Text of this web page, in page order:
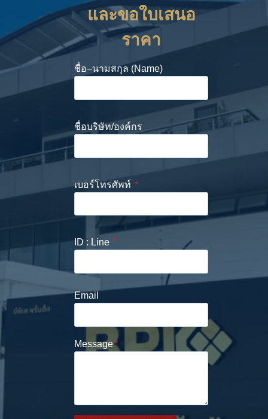
และขอใบเสนอ
ราคา
ชื่อ–นามสกุล (Name)
ชื่อบริษัท/องค์กร
เบอร์โทรศัพท์ *
ID : Line *
Email
Message*